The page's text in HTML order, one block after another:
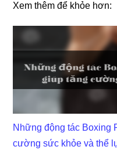
Xem thêm để khỏe hơn:
Những động tác Boxing
cường sức khỏe và thể